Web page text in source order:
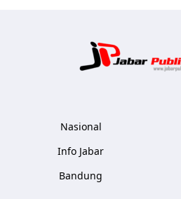
Nasional
Info Jabar
Bandung